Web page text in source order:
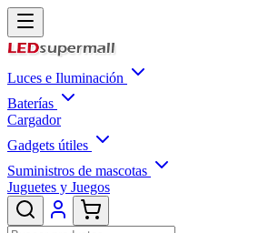
Luces e Iluminación
Baterías
Cargador
Gadgets útiles
Suministros de mascotas
Juguetes y Juegos